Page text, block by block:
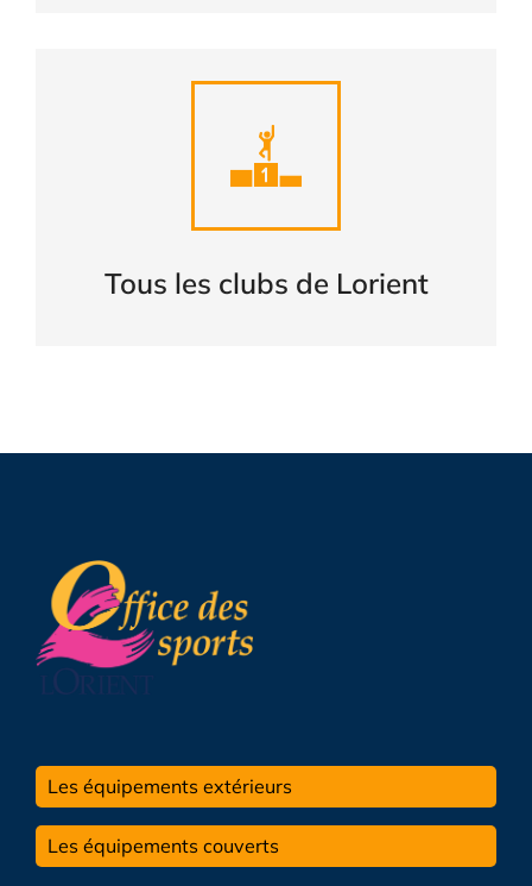
Tous les clubs de Lorient
Liste complète des clubs de
LORIENT
Les équipements extérieurs
Les équipements couverts